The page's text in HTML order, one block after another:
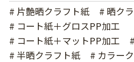
# 片艶晒クラフト紙
# 晒ク
# コート紙＋グロスPP加工
# コート紙＋マットPP加工
# 半晒クラフト紙
# カラー